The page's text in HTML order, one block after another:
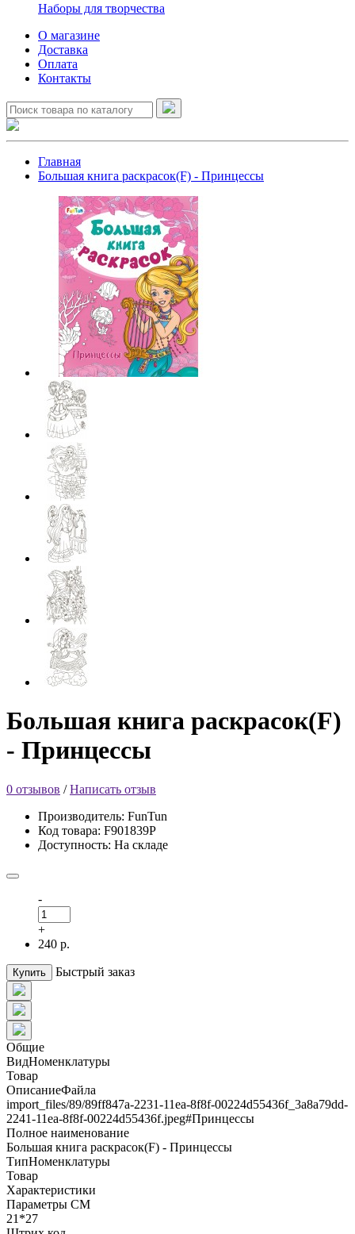
Наборы для творчества
О магазине
Доставка
Оплата
Контакты
Главная
Большая книга раскрасок(F) - Принцессы
Большая книга раскрасок(F)
- Принцессы
0 отзывов /Написать отзыв
Производитель: FunTun
Код товара: F901839Р
Доступность: На складе
-
+
240 р.
Купить Быстрый заказ
Общие
ВидНоменклатуры
Товар
ОписаниеФайла
import_files/89/89ff847a-2231-11ea-8f8f-00224d55436f_3a8a79dd-
2241-11ea-8f8f-00224d55436f.jpeg#Принцессы
Полное наименование
Большая книга раскрасок(F) - Принцессы
ТипНоменклатуры
Товар
Характеристики
Параметры СМ
21*27